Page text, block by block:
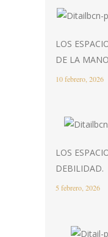
LOS
DE LA
10 febrero, 2026
LOS
DEBILIDAD.
5 febrero, 2026